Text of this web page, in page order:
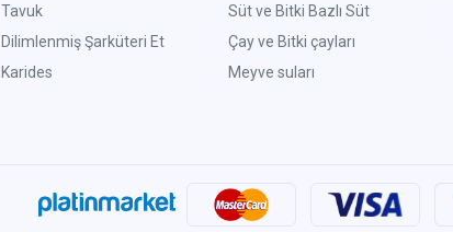
Tavuk
Dilimlenmiş Şarküteri Et
Karides
Süt ve Bitki Bazlı Süt
Çay ve Bitki çayları
Meyve suları